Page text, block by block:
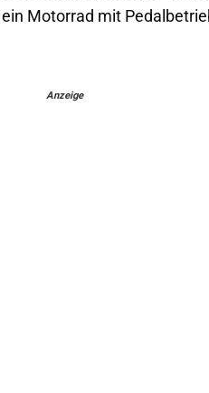
Motorrad mit
Anzeige